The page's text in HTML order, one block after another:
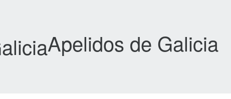
Apelidos de Galicia